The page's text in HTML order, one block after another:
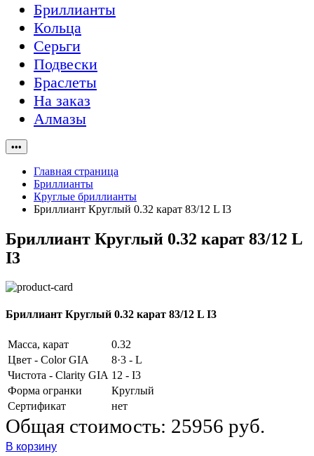
Бриллианты
Кольца
Серьги
Подвески
Браслеты
На заказ
Алмазы
•••
Главная страница
Бриллианты
Круглые бриллианты
Бриллиант Круглый 0.32 карат 83/12 L I3
Бриллиант Круглый 0.32 карат 83/12 L
I3
Бриллиант Круглый 0.32 карат 83/12 L I3
Масса, карат
0.32
Цвет - Color GIA
8·3 - L
Чистота - Clarity GIA 12 - I3
Форма огранки
Круглый
Сертификат
нет
Общая стоимость: 25956 руб.
В корзину